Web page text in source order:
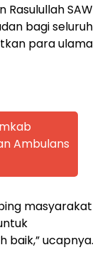
Rasulullah SAW
bagi seluruh
para ulama
Ambulans
masyarakat
baik,” ucapnya.